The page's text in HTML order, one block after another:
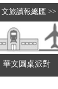
文旅讀報總匯 >>
華文圓桌派對